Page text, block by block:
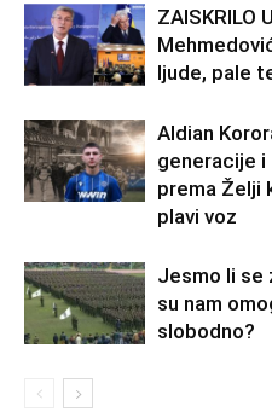
ZAISKRILO
ljude, pale
Aldian
generacije i
prema Želji
plavi voz
Jesmo li se
su nam
slobodno?